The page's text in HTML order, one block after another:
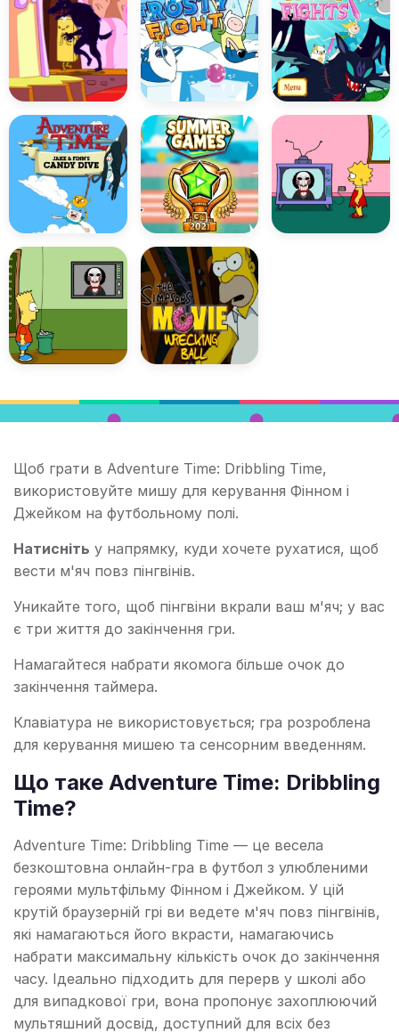
Щоб грати в Adventure Time: Dribbling Time,
використовуйте мишу для керування Фінном і
Джейком на футбольному полі.
Натисніть у напрямку, куди хочете рухатися, щоб
вести м'яч повз пінгвінів.
Уникайте того, щоб пінгвіни вкрали ваш м'яч; у вас
є три життя до закінчення гри.
Намагайтеся набрати якомога більше очок до
закінчення таймера.
Клавіатура не використовується; гра розроблена
для керування мишею та сенсорним введенням.
Що таке Adventure Time: Dribbling
Time?
Adventure Time: Dribbling Time — це весела
безкоштовна онлайн-гра в футбол з улюбленими
героями мультфільму Фінном і Джейком. У цій
крутій браузерній грі ви ведете м'яч повз пінгвінів,
які намагаються його вкрасти, намагаючись
набрати максимальну кількість очок до закінчення
часу. Ідеально підходить для перерв у школі або
для випадкової гри, вона пропонує захоплюючий
мультяшний досвід, доступний для всіх без